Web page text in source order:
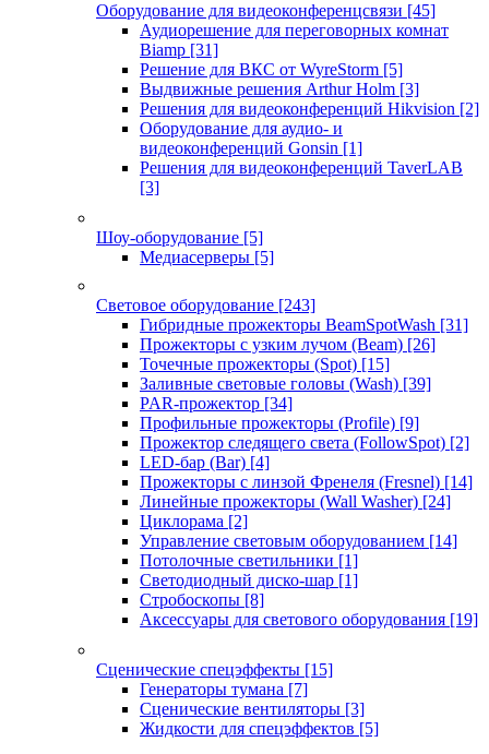
Оборудование для видеоконференцсвязи [45]
Аудиорешение для переговорных комнат
Biamp [31]
Решение для ВКС от WyreStorm [5]
Выдвижные решения Arthur Holm [3]
Решения для видеоконференций Hikvision [2]
Оборудование для аудио- и
видеоконференций Gonsin [1]
Решения для видеоконференций TaverLAB
[3]
Шоу-оборудование [5]
Медиасерверы [5]
Световое оборудование [243]
Гибридные прожекторы BeamSpotWash [31]
Прожекторы с узким лучом (Beam) [26]
Точечные прожекторы (Spot) [15]
Заливные световые головы (Wash) [39]
PAR-прожектор [34]
Профильные прожекторы (Profile) [9]
Прожектор следящего света (FollowSpot) [2]
LED-бар (Bar) [4]
Прожекторы с линзой Френеля (Fresnel) [14]
Линейные прожекторы (Wall Washer) [24]
Циклорама [2]
Управление световым оборудованием [14]
Потолочные светильники [1]
Светодиодный диско-шар [1]
Стробоскопы [8]
Аксессуары для светового оборудования [19]
Сценические спецэффекты [15]
Генераторы тумана [7]
Сценические вентиляторы [3]
Жидкости для спецэффектов [5]